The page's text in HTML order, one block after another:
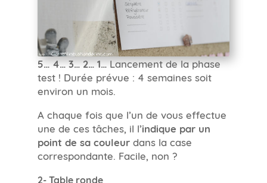
5… 4… 3… 2… 1…Lancement de la phase
test ! Durée prévue : 4 semaines soit
environ un mois.
A chaque fois que l’un de vous effectue
une de ces tâches, il l’indique par un
point de sa couleurdans la case
correspondante. Facile, non ?
2- Table ronde